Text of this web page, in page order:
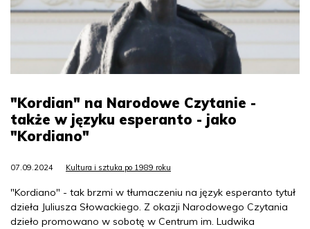
"Kordian" na Narodowe Czytanie -
także w języku esperanto - jako
"Kordiano"
07.09.2024 Kultura i sztuka po 1989 roku
"Kordiano" - tak brzmi w tłumaczeniu na język esperanto tytuł
dzieła Juliusza Słowackiego. Z okazji Narodowego Czytania
dzieło promowano w sobotę w Centrum im. Ludwika